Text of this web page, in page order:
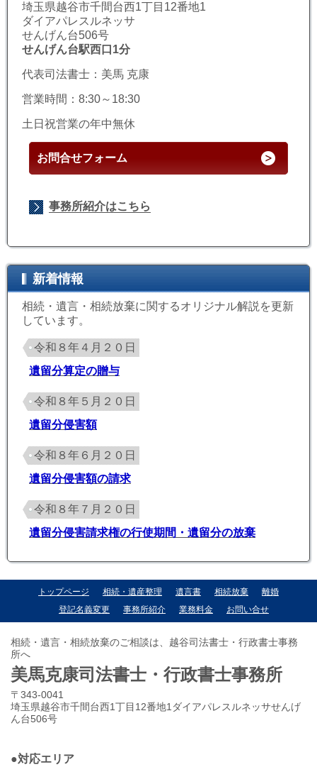
埼玉県越谷市千間台西1丁目12番地1
ダイアパレスルネッサ
せんげん台506号
せんげん台駅西口1分
代表司法書士：美馬 克康
営業時間：8:30～18:30
土日祝営業の年中無休
お問合せフォーム
事務所紹介はこちら
新着情報
相続・遺言・相続放棄に関するオリジナル解説を更新
しています。
令和８年４月２０日
遺留分算定の贈与
令和８年５月２０日
遺留分侵害額
令和８年６月２０日
遺留分侵害額の請求
令和８年７月２０日
遺留分侵害請求権の行使期間・遺留分の放棄
トップページ 相続・遺産整理 遺言書 相続放棄
離婚
登記名義変更
事務所紹介 業務料金 お問い合せ
相続・遺言・相続放棄のご相談は、越谷司法書士・行政書士事務
所へ
美馬克康司法書士・行政書士事務所
〒343-0041
埼玉県越谷市千間台西1丁目12番地1ダイアパレスルネッサせんげ
ん台506号
●対応エリア